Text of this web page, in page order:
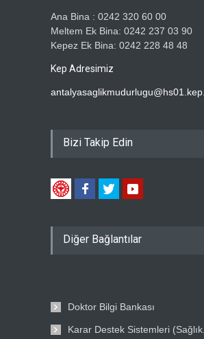
Ana Bina : 0242 320 60 00
Meltem Ek Bina: 0242 237 03 90
Kepez Ek Bina: 0242 228 48 48
Kep Adresimiz
Bizi Takip Edin
Diğer Bağlantılar
Doktor Bilgi Bankası
Karar Destek Sistemleri